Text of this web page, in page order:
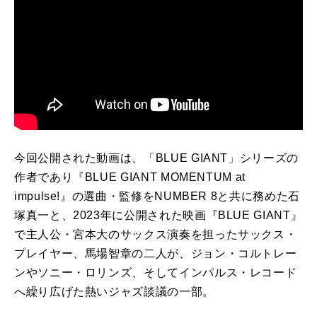
今回公開された動画は、「BLUE GIANT」シリーズの
作者であり『BLUE GIANT MOMENTUM at
impulse!』の選曲・監修をNUMBER 8と共に務めた石
塚真一と、2023年に公開された映画『BLUE GIANT』
で主人公・宮本大のサックス演奏を担ったサックス・
プレイヤー、馬場智章の二人が、ジョン・コルトレー
ンやソニー・ロリンズ、そしてインパルス・レコード
へ繰り広げた熱いジャズ談議の一部。